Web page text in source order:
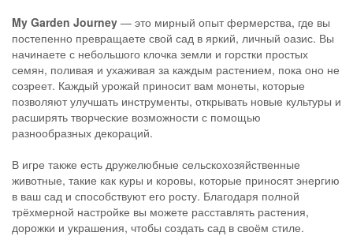
My Garden Journey — это мирный опыт фермерства, где вы
постепенно превращаете свой сад в яркий, личный оазис. Вы
начинаете с небольшого клочка земли и горстки простых
семян, поливая и ухаживая за каждым растением, пока оно не
созреет. Каждый урожай приносит вам монеты, которые
позволяют улучшать инструменты, открывать новые культуры и
расширять творческие возможности с помощью
разнообразных декораций.
В игре также есть дружелюбные сельскохозяйственные
животные, такие как куры и коровы, которые приносят энергию
в ваш сад и способствуют его росту. Благодаря полной
трёхмерной настройке вы можете расставлять растения,
дорожки и украшения, чтобы создать сад в своём стиле.